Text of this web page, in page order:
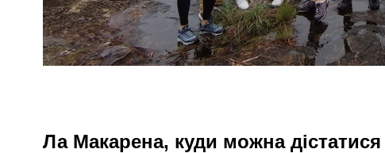
Ла Макарена, куди можна